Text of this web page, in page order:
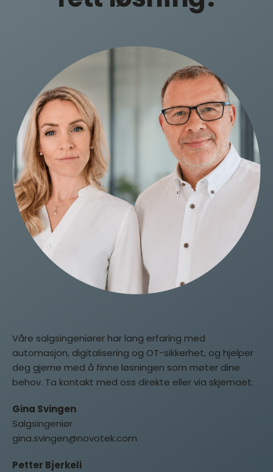
Våre salgsingeniører har lang erfaring med
automasjon, digitalisering og OT-sikkerhet, og hjelper
deg gjerne med å finne løsningen som møter dine
behov. Ta kontakt med oss direkte eller via skjemaet.
Gina Svingen
Salgsingeniør
gina.svingen@novotek.com
Petter Bjerkeli